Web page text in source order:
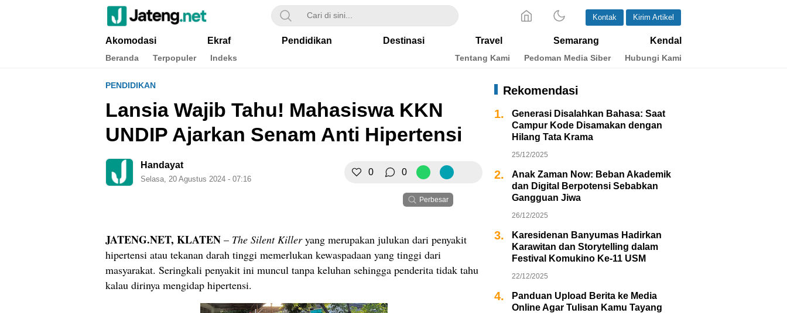
Jateng.net
Portal Media Anak Muda Jawa Tengah
Kontak Kirim Artikel
Akomodasi Ekraf Pendidikan Destinasi Travel Semarang Kendal
Beranda Terpopuler Indeks Tentang Kami Pedoman Media Siber Hubungi Kami
PENDIDIKAN
Lansia Wajib Tahu! Mahasiswa KKN
UNDIP Ajarkan Senam Anti Hipertensi
Handayat
Selasa, 20 Agustus 2024 - 07:16
0 0
Perbesar
JATENG.NET, KLATEN – The Silent Killeryang merupakan julukan dari penyakit
hipertensi atau tekanan darah tinggi memerlukan kewaspadaan yang tinggi dari
masyarakat. Seringkali penyakit ini muncul tanpa keluhan sehingga penderita tidak tahu
kalau dirinya mengidap hipertensi.
Rekomendasi
1.
Generasi Disalahkan Bahasa: Saat
Campur Kode Disamakan dengan
Hilang Tata Krama
25/12/2025
2.
Anak Zaman Now: Beban Akademik
dan Digital Berpotensi Sebabkan
Gangguan Jiwa
26/12/2025
3.
Karesidenan Banyumas Hadirkan
Karawitan dan Storytelling dalam
Festival Komukino Ke-11 USM
22/12/2025
4.
Panduan Upload Berita ke Media
Online Agar Tulisan Kamu Tayang